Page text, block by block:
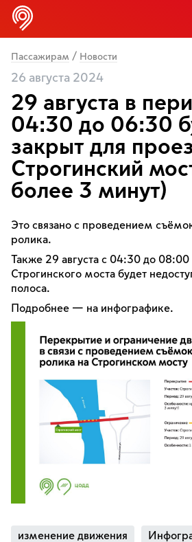
Пассажирам / Новости
26 августа 2024
29 августа в
04:30 до 06:30
закрыт для
Строгинский
более 3 минут)
Это связано с проведением
ролика.
Также 29 августа с 04:30 до 08:00
Строгинского моста будет
полоса.
Подробнее — на инфографике.
изменение движения